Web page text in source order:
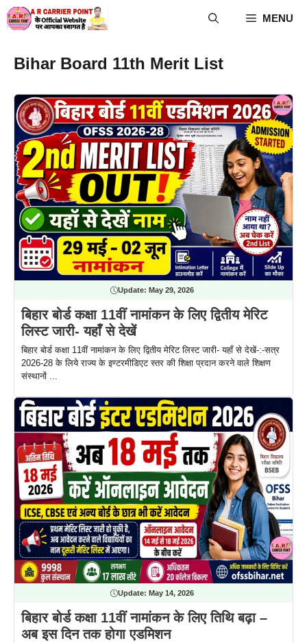
Skip
to
MENU
Bihar Board 11th Merit List
Update: May 29, 2026
बिहार बोर्ड कक्षा 11वीं नामांकन के लिए द्वितीय मेरिट
लिस्ट जारी- यहाँ से देखें
बिहार बोर्ड कक्षा 11वीं नामांकन के लिए द्वितीय मेरिट लिस्ट जारी- यहाँ से देखें-:-सत्र
2026-28 के लिये राज्य के इण्टरमीडिएट स्तर की शिक्षा प्रदान करने वाले शिक्षण
संस्थानों ...
Update: May 14, 2026
बिहार बोर्ड कक्षा 11वीं नामांकन के लिए तिथि बढ़ा –
अब इस दिन तक होगा एडमिशन